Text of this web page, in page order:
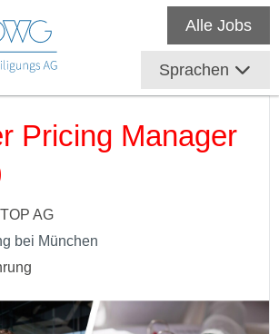
Alle Jobs
Sprachen
Pricing Manager
AG
bei München